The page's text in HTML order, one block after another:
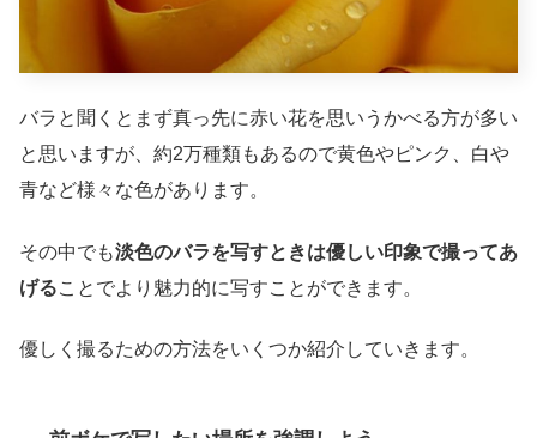
バラと聞くとまず真っ先に赤い花を思いうかべる方が多い
と思いますが、約2万種類もあるので黄色やピンク、白や
青など様々な色があります。
その中でも淡色のバラを写すときは優しい印象で撮ってあ
げることでより魅力的に写すことができます。
優しく撮るための方法をいくつか紹介していきます。